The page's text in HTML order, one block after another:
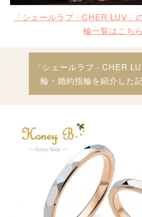
「シェールラブ - CHER LUV」
輪一覧はこちら
「シェールラブ - CHER
輪・婚約指輪を紹介した